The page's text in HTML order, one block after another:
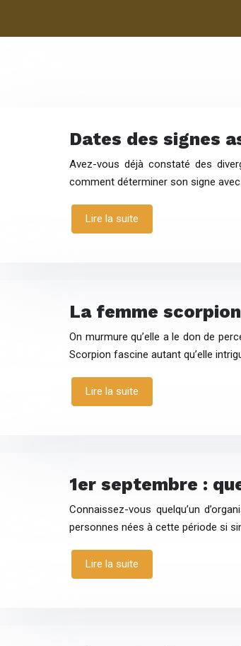
Dates des signes
Avez-vous déjà constaté des
comment déterminer son signe
Lire la suite
La femme
On murmure qu’elle a le don de
Scorpion fascine autant qu’elle
Lire la suite
1er septembre :
Connaissez-vous quelqu’un
personnes nées à cette période si
Lire la suite